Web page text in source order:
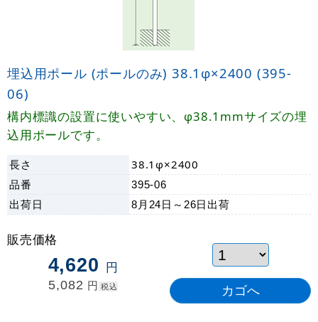
埋込用ポール (ポールのみ) 38.1φ×2400 (395-
06)
構内標識の設置に使いやすい、φ38.1mmサイズの埋
込用ポールです。
長さ
38.1φ×2400
品番
395-06
出荷日 8月24日～26日 出荷
販売価格
4,620 円
5,082 円 税込